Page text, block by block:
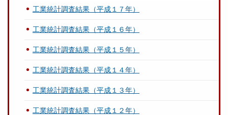
工業統計調査結果（平成１７年）
工業統計調査結果（平成１６年）
工業統計調査結果（平成１５年）
工業統計調査結果（平成１４年）
工業統計調査結果（平成１３年）
工業統計調査結果（平成１２年）